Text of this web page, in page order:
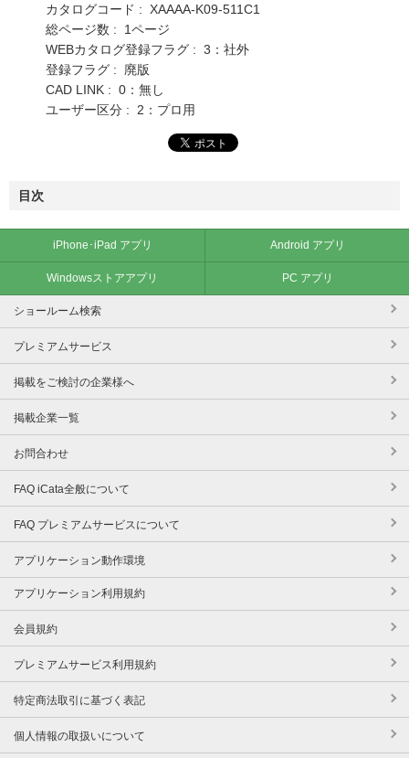
カタログコード : XAAAA-K09-511C1
総ページ数 : 1ページ
WEBカタログ登録フラグ : 3：社外
登録フラグ : 廃版
CAD LINK : 0：無し
ユーザー区分 : 2：プロ用
目次
iPhone･iPad アプリ Android アプリ
Windowsストアアプリ PC アプリ
ショールーム検索
プレミアムサービス
掲載をご検討の企業様へ
掲載企業一覧
お問合わせ
FAQ iCata全般について
FAQ プレミアムサービスについて
アプリケーション動作環境
アプリケーション利用規約
会員規約
プレミアムサービス利用規約
特定商法取引に基づく表記
個人情報の取扱いについて